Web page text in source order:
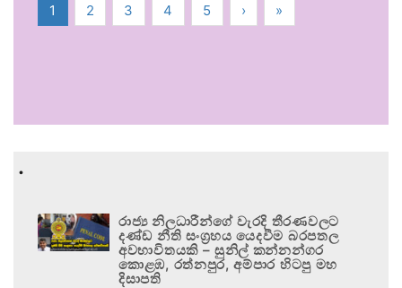
1 2 3 4 5 › »
.
රාජ්‍ය නිලධාරීන්ගේ වැරදි තීරණවලට
දණ්ඩ නීති සංග්‍රහය යෙදවීම බරපතල
අවභාවිතයකි – සුනිල් කන්නන්ගර
කොළඹ, රත්නපුර, අම්පාර හිටපු මහ
දිසාපති